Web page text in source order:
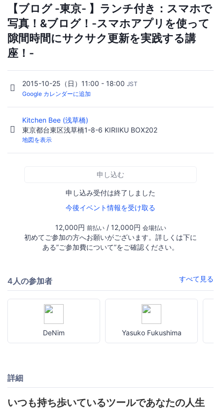
【ブログ -東京- 】ランチ付き：スマホで
写真！&ブログ！-スマホアプリを使って
隙間時間にサクサク更新を実践する講
座！-
2015-10-25（日）11:00 - 18:00 JST
Google カレンダーに追加
Kitchen Bee (浅草橋)
東京都台東区浅草橋1-8-6 KIRIIKU BOX202
地図を表示
申し込む
申し込み受付は終了しました
今後イベント情報を受け取る
12,000円 前払い/ 12,000円 会場払い
初めてご参加の方へお願いがございます。詳しくは下に
ある”ご参加費について”をご確認ください。
4人の参加者 すべて見る
DeNim Yasuko Fukushima
詳細
いつも持ち歩いているツールであなたの人生